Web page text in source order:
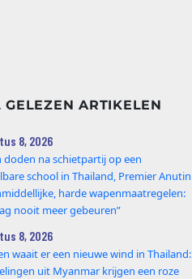
GELEZEN ARTIKELEN
8, 2026
doden na schietpartij op een
school in Thailand, Premier Anutin
harde wapenmaatregelen:
nooit meer gebeuren”
8, 2026
waait er een nieuwe wind in Thailand:
uit Myanmar krijgen een roze